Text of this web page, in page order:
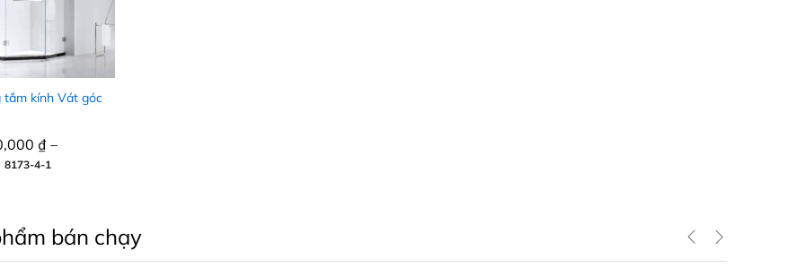
tắm kính Vát góc
₫ –
₫/m2
8173-4-1
₫
₫
bán chạy